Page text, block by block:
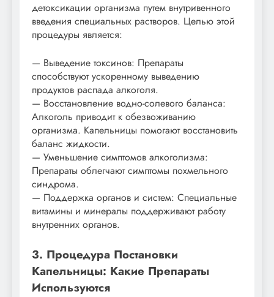
детоксикации организма путем внутривенного
введения специальных растворов. Целью этой
процедуры является:
— Выведение токсинов: Препараты
способствуют ускоренному выведению
продуктов распада алкоголя.
— Восстановление водно-солевого баланса:
Алкоголь приводит к обезвоживанию
организма. Капельницы помогают восстановить
баланс жидкости.
— Уменьшение симптомов алкоголизма:
Препараты облегчают симптомы похмельного
синдрома.
— Поддержка органов и систем: Специальные
витамины и минералы поддерживают работу
внутренних органов.
3. Процедура Постановки
Капельницы: Какие Препараты
Используются